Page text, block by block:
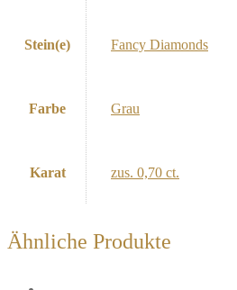
Stein(e) Fancy Diamonds
Farbe Grau
Karat zus. 0,70 ct.
Ähnliche Produkte